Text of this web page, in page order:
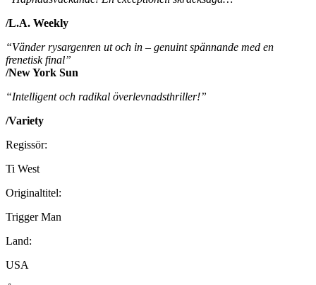
/L.A. Weekly
“Vänder rysargenren ut och in – genuint spännande med en
frenetisk final”
/New York Sun
“Intelligent och radikal överlevnadsthriller!”
/Variety
Regissör:
Ti West
Originaltitel:
Trigger Man
Land:
USA